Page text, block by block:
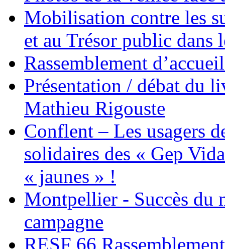
Mobilisation contre les
et au Trésor public dans
Rassemblement
Présentation / débat du
Mathieu Rigouste
Conflent – Les usagers
solidaires des « Gep
« jaunes » !
Montpellier - Succès du
campagne
RESF 66